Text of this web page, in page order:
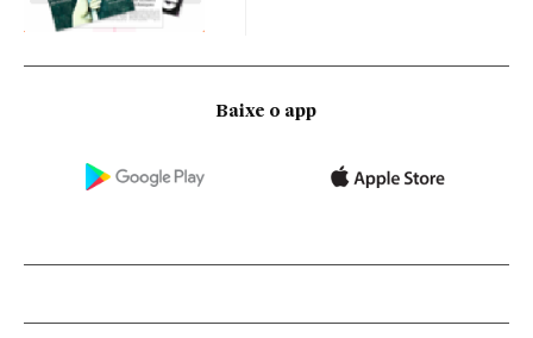
Baixe o app